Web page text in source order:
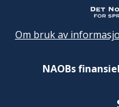
Om bruk av
NAOBs